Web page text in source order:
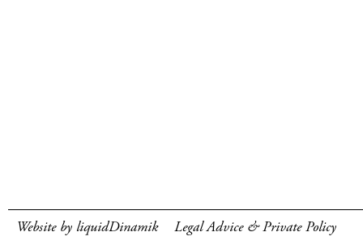
Website by liquidDinamik Legal Advice & Private Policy